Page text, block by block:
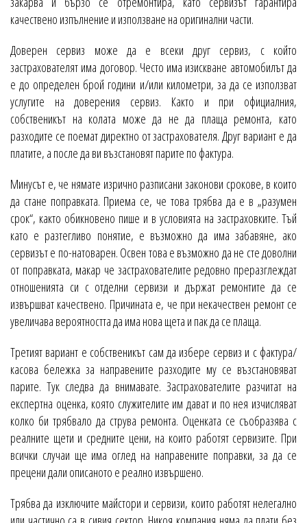
качествено изпълнение и използване на оригинални части.
Доверен сервиз може да е всеки друг сервиз, с който
застрахователят има договор. Често има изискване автомобилът да
е до определен брой години и/или километри, за да се използват
услугите на доверения сервиз. Както и при официалния,
собственикът на колата може да не да плаща ремонта, като
разходите се поемат директно от застрахователя. Друг вариант е да
платите, а после да ви възстановят парите по фактура.
Минусът е, че нямате изрично разписани законови срокове, в които
да стане поправката. Приема се, че това трябва да е в „разумен
срок“, както обикновено пише и в условията на застраховките. Тъй
като е разтегливо понятие, е възможно да има забавяне, ако
сервизът е по-натоварен. Освен това е възможно да не сте доволни
от поправката, макар че застрахователите редовно преразглеждат
отношенията си с отделни сервизи и държат ремонтите да се
извършват качествено. Причината е, че при некачествен ремонт се
увеличава вероятността да има нова щета и пак да се плаща.
Третият вариант е собственикът сам да избере сервиз и с фактура/
касова бележка за направените разходите му се възстановяват
парите. Тук следва да внимавате. Застрахователите разчитат на
експертна оценка, която служителите им дават и по нея изчисляват
колко би трябвало да струва ремонта. Оценката се съобразява с
реалните щети и средните цени, на които работят сервизите. При
всички случаи ще има оглед на направените поправки, за да се
прецени дали описаното е реално извършено.
Трябва да изключите майстори и сервизи, които работят нелегално